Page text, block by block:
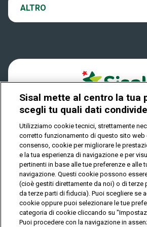
Play Your Date
Archivio estrazioni
ALTRO
Notifiche
Privacy
IL GIOCO È VIETATO AI MINORI E
DIPENDENZA
© Copyright Sisal Italia S.p.A. -
Privacy Cookies
Sisal mette al centro la tua
scegli tu quali dati
Utilizziamo cookie tecnici, strettamente
corretto funzionamento di questo sito web
consenso, cookie per migliorare le
e la tua esperienza di navigazione e per
pertinenti in base alle tue preferenze e alle
navigazione. Questi cookie possono
(cioè gestiti direttamente da noi) o di terze
da terze parti di fiducia). Puoi scegliere se
cookie oppure puoi selezionare le tue
categoria di cookie cliccando su
Puoi procedere con la navigazione in